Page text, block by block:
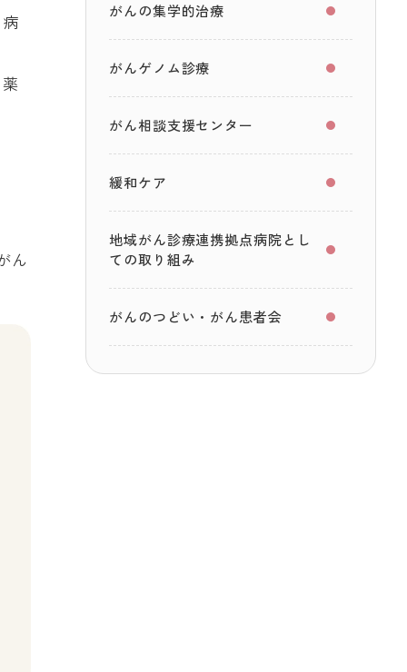
ん
がんの集学的治療
がんゲノム診療
がん相談支援センター
緩和ケア
地域がん診療連携拠点病院とし
ての取り組み
がんのつどい・がん患者会